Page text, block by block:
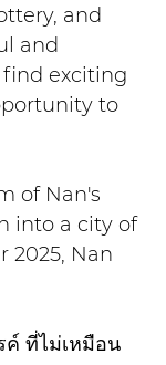
and
and
find exciting
to
of Nan's
into a city of
2025, Nan
ค์ ที่ไม่เหมือน